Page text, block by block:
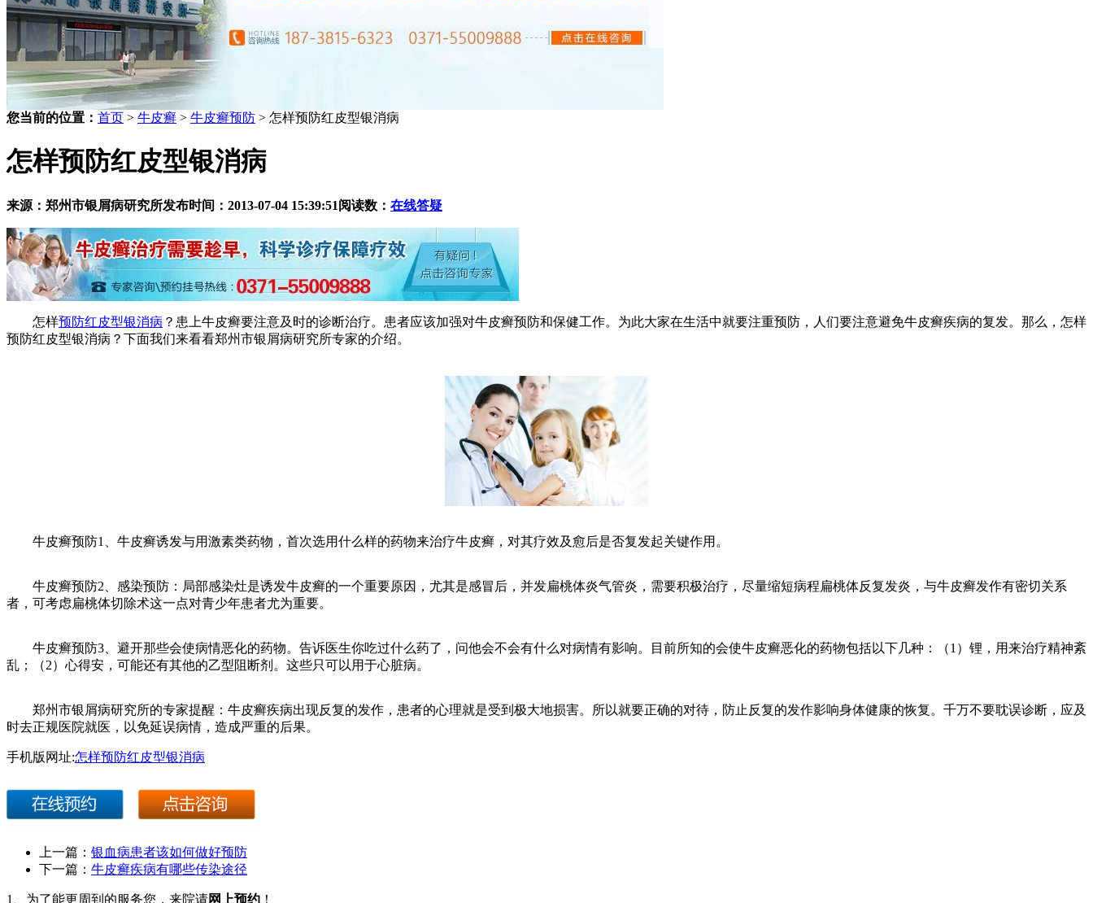
您当前的位置： 首页 > 牛皮癣 > 牛皮癣预防 > 怎样预防红皮型银消病
怎样预防红皮型银消病
来源：郑州市银屑病研究所发布时间：2013-07-04 15:39:51阅读数： 在线答疑
怎样预防红皮型银消病 ？患上牛皮癣要注意及时的诊断治疗。患者应该加强对牛皮癣预防和保健工作。为此大家在生活中就要注重预防，人们要注意避免牛皮癣疾病的复发。那么，怎样
预防红皮型银消病？下面我们来看看郑州市银屑病研究所专家的介绍。
牛皮癣预防1、牛皮癣诱发与用激素类药物，首次选用什么样的药物来治疗牛皮癣，对其疗效及愈后是否复发起关键作用。
牛皮癣预防2、感染预防：局部感染灶是诱发牛皮癣的一个重要原因，尤其是感冒后，并发扁桃体炎气管炎，需要积极治疗，尽量缩短病程扁桃体反复发炎，与牛皮癣发作有密切关系
者，可考虑扁桃体切除术这一点对青少年患者尤为重要。
牛皮癣预防3、避开那些会使病情恶化的药物。告诉医生你吃过什么药了，问他会不会有什么对病情有影响。目前所知的会使牛皮癣恶化的药物包括以下几种：（1）锂，用来治疗精神紊
乱；（2）心得安，可能还有其他的乙型阻断剂。这些只可以用于心脏病。
郑州市银屑病研究所的专家提醒：牛皮癣疾病出现反复的发作，患者的心理就是受到极大地损害。所以就要正确的对待，防止反复的发作影响身体健康的恢复。千万不要耽误诊断，应及
时去正规医院就医，以免延误病情，造成严重的后果。
手机版网址:怎样预防红皮型银消病
上一篇： 银血病患者该如何做好预防
下一篇： 牛皮癣疾病有哪些传染途径
1、为了能更周到的服务您，来院请网上预约 ！